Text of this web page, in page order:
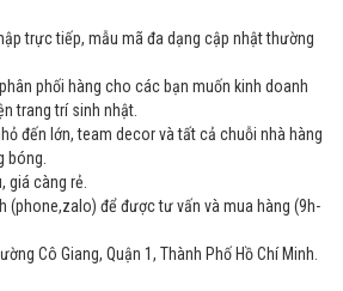
trực tiếp, mẫu mã đa dạng cập nhật thường
phối hàng cho các bạn muốn kinh doanh
trang trí sinh nhật.
đến lớn, team decor và tất cả chuỗi nhà hàng
bóng.
giá càng rẻ.
(phone,zalo) để được tư vấn và mua hàng (9h-
Cô Giang, Quận 1, Thành Phố Hồ Chí Minh.